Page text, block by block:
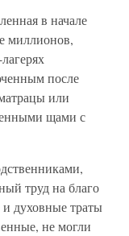
в начале
миллионов,
после
или
щами с
труд на благо
духовные траты
не могли